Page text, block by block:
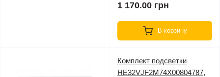
1 170.00 грн
В корзину
Комплект подсветки
HE32VJF2M74X00804787,